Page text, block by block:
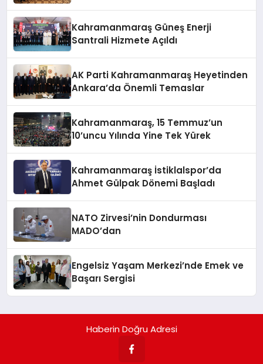
Kahramanmaraş Güneş Enerji
Santrali Hizmete Açıldı
AK Parti Kahramanmaraş Heyetinden
Ankara’da Önemli Temaslar
Kahramanmaraş, 15 Temmuz’un
10’uncu Yılında Yine Tek Yürek
Kahramanmaraş İstiklalspor’da
Ahmet Gülpak Dönemi Başladı
NATO Zirvesi’nin Dondurması
MADO’dan
Engelsiz Yaşam Merkezi’nde Emek ve
Başarı Sergisi
Haberin Doğru Adresi